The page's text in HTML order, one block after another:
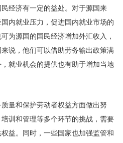
经济有一定的益处。对于源国来
内就业压力，促进国内就业市场的
为源国的国民经济增加外汇收入，
说，他们可以借助劳务输出政策满
就业机会的提供也有助于增加当地
量和保护劳动者权益方面做出努
训和管理等多个环节的挑战，需要
益。同时，一些国家也加强监管和